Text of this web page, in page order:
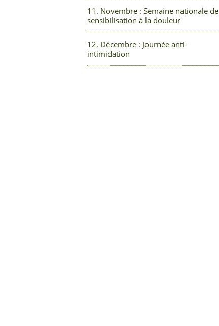
11. Novembre : Semaine nationale de
sensibilisation à la douleur
12. Décembre : Journée anti-
intimidation